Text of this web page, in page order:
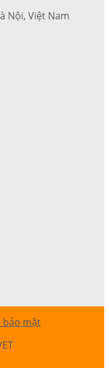
Nội, Việt Nam
bảo mật